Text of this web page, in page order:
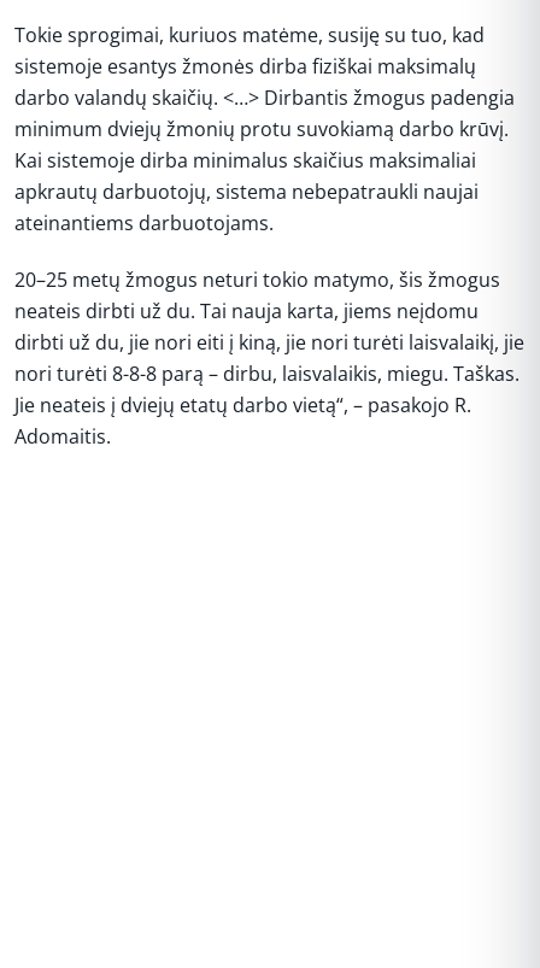
Tokie sprogimai, kuriuos matėme, susiję su tuo, kad
sistemoje esantys žmonės dirba fiziškai maksimalų
darbo valandų skaičių. <…> Dirbantis žmogus padengia
minimum dviejų žmonių protu suvokiamą darbo krūvį.
Kai sistemoje dirba minimalus skaičius maksimaliai
apkrautų darbuotojų, sistema nebepatraukli naujai
ateinantiems darbuotojams.
20–25 metų žmogus neturi tokio matymo, šis žmogus
neateis dirbti už du. Tai nauja karta, jiems neįdomu
dirbti už du, jie nori eiti į kiną, jie nori turėti laisvalaikį, jie
nori turėti 8-8-8 parą – dirbu, laisvalaikis, miegu. Taškas.
Jie neateis į dviejų etatų darbo vietą“, – pasakojo R.
Adomaitis.